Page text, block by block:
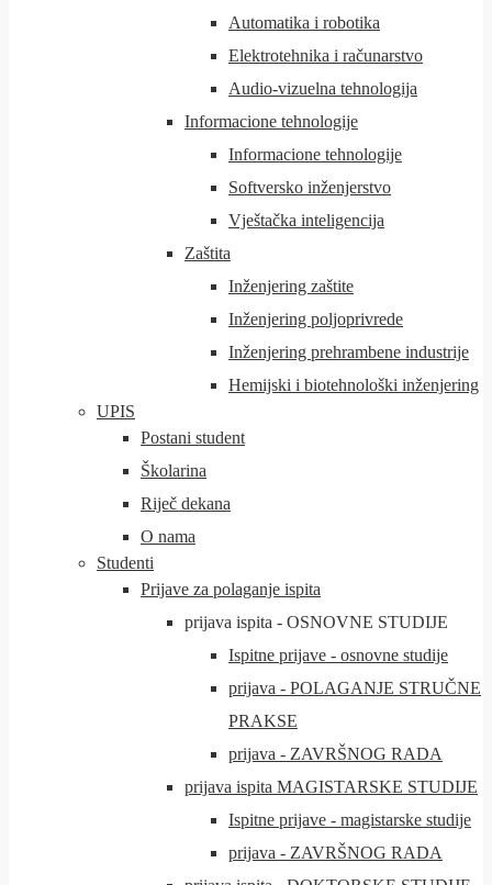
Automatika i robotika
Elektrotehnika i računarstvo
Audio-vizuelna tehnologija
Informacione tehnologije
Informacione tehnologije
Softversko inženjerstvo
Vještačka inteligencija
Zaštita
Inženjering zaštite
Inženjering poljoprivrede
Inženjering prehrambene industrije
Hemijski i biotehnološki inženjering
UPIS
Postani student
Školarina
Riječ dekana
O nama
Studenti
Prijave za polaganje ispita
prijava ispita - OSNOVNE STUDIJE
Ispitne prijave - osnovne studije
prijava - POLAGANJE STRUČNE
PRAKSE
prijava - ZAVRŠNOG RADA
prijava ispita MAGISTARSKE STUDIJE
Ispitne prijave - magistarske studije
prijava - ZAVRŠNOG RADA